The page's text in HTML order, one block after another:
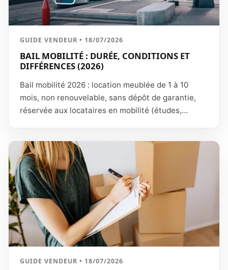
GUIDE VENDEUR • 18/07/2026
BAIL MOBILITÉ : DURÉE, CONDITIONS ET
DIFFÉRENCES (2026)
Bail mobilité 2026 : location meublée de 1 à 10
mois, non renouvelable, sans dépôt de garantie,
réservée aux locataires en mobilité (études,
GUIDE VENDEUR • 18/07/2026